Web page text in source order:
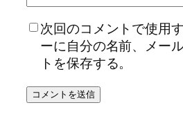
次回のコメントで使用
ーに自分の名前、メー
トを保存する。